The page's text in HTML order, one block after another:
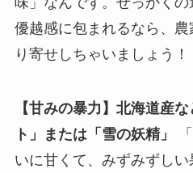
優越感に包まれるなら、
り寄せしちゃいましょう！
【甘みの暴力】北海道産
ト」または「雪の妖精」
いに甘くて、みずみずし